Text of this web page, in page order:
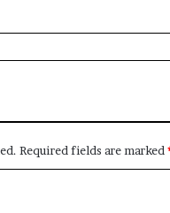
Required fields are marked